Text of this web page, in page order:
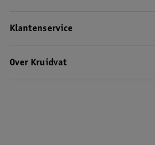
Klantenservice
Over Kruidvat